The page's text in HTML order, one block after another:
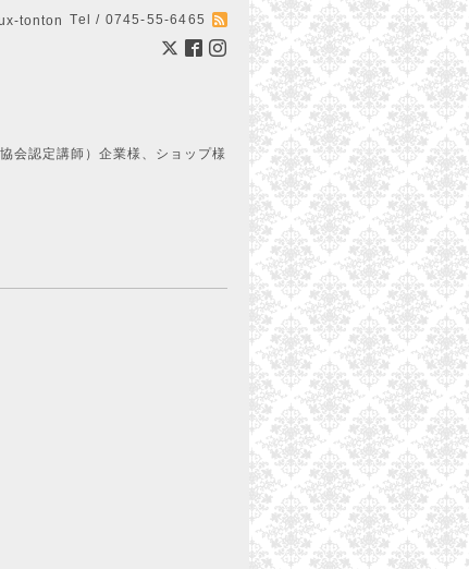
tonton Tel / 0745-55-6465
会認定講師）企業様、ショップ様